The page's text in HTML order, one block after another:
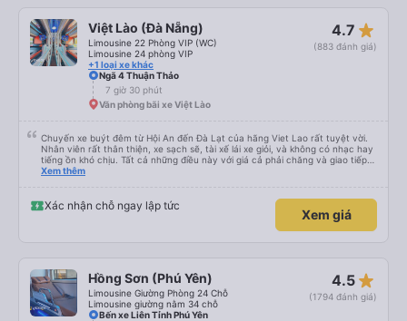
Việt Lào (Đà Nẵng)
Limousine 22 Phòng VIP (WC)
Limousine 24 phòng VIP
+1 loại xe khác
4.7 star_rate
(883 đánh giá)
Ngã 4 Thuận Thảo
7 giờ 30 phút
Văn phòng bãi xe Việt Lào
Chuyến xe buýt đêm từ Hội An đến Đà Lạt của hãng Viet Lao rất tuyệt vời.
Nhân viên rất thân thiện, xe sạch sẽ, tài xế lái xe giỏi, và không có nhạc hay
tiếng ồn khó chịu. Tất cả những điều này với giá cả phải chăng và giao tiếp
bằng tiếng Anh rất suôn sẻ, vì vậy tôi rất khuyên bạn nên chọn hãng này.
không được ăn trên xe, nhưng có nhà hàng và quán ăn nhẹ ở một số điểm
dừng. Bạn phải cởi giày và đi chân trần. Tại các điểm dừng, dép nhựa được
cung cấp khi bạn xuống xe; bạn phải trả lại chúng vào thùng trước khi lên xe
chỗ ngồi hơn (có khoảng 35 chỗ, và tôi không thừa cân, nhưng vẫn hơi
chật). Tôi khuyên bạn nên chọn chỗ ngồi phía dưới và giữa.
Xem thêm
Xác nhận chỗ ngay lập tức
Xem giá
Hồng Sơn (Phú Yên)
Limousine Giường Phòng 24 Chỗ
Limousine giường nằm 34 chỗ
4.5 star_rate
(1794 đánh giá)
Bến xe Liên Tỉnh Phú Yên